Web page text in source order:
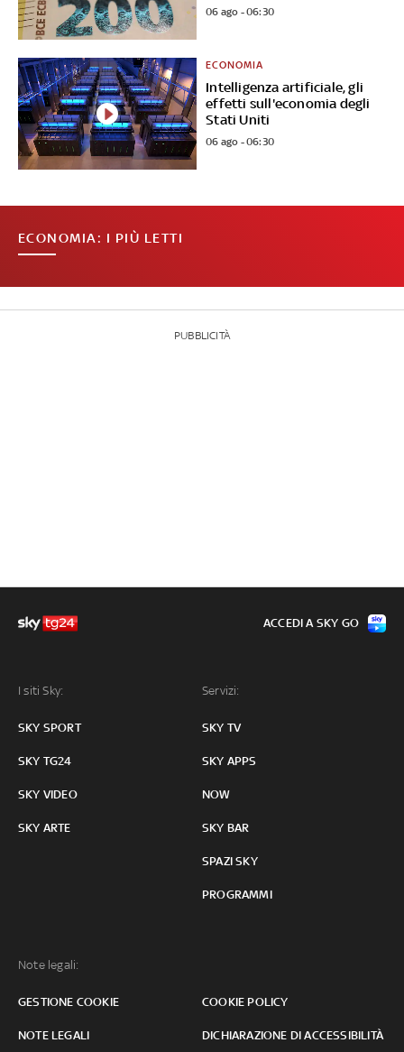
06 ago - 06:30
Intelligenza artificiale, gli
effetti sull'economia degli
Stati Uniti
ECONOMIA
06 ago - 06:30
ECONOMIA: I PIÙ LETTI
PUBBLICITÀ
I siti Sky:
SKY SPORT
SKY TG24
SKY VIDEO
SKY ARTE
Servizi:
SKY TV
SKY APPS
NOW
SKY BAR
SPAZI SKY
PROGRAMMI
Note legali:
GESTIONE COOKIE COOKIE POLICY
NOTE LEGALI DICHIARAZIONE DI ACCESSIBILITÀ
ACCEDI A SKY GO